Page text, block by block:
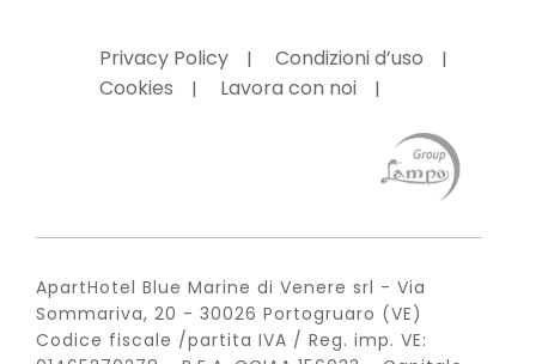
Privacy Policy
Condizioni d’uso
Cookies
Lavora con noi
ApartHotel Blue Marine di Venere srl - Via
Sommariva, 20 - 30026 Portogruaro (VE)
Codice fiscale /partita IVA / Reg. imp. VE: